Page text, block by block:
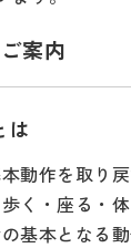
案内
は
動作を取り
く・座る・
基本となる